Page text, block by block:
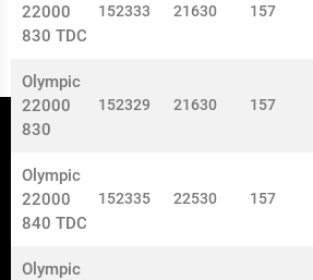
22000
830 TDC
152333 21630 157
Olympic
22000
830
152329 21630 157
Olympic
22000
840 TDC
152335 22530 157
Olympic
Tel:0573-296 50